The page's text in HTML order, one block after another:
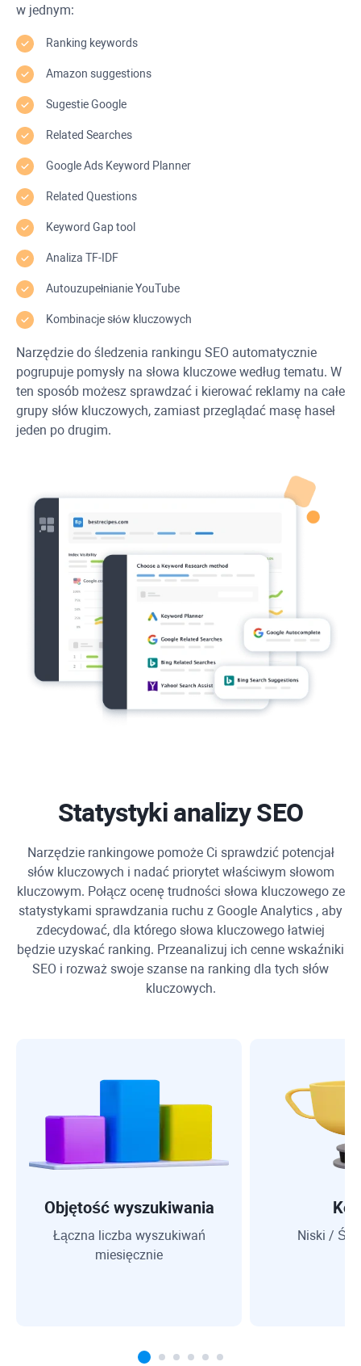
w jednym:
Ranking keywords
Amazon suggestions
Sugestie Google
Related Searches
Google Ads Keyword Planner
Related Questions
Keyword Gaptool
Analiza TF-IDF
AutouzupełnianieYouTube
Kombinacje słów kluczowych
Narzędzie do śledzenia rankingu SEO automatycznie
pogrupuje pomysły na słowa kluczowe według tematu. W
ten sposób możesz sprawdzać i kierować reklamy na całe
grupy słów kluczowych, zamiast przeglądać masę haseł
jeden po drugim.
Statystyki analizy SEO
Narzędzie rankingowe pomoże Ci sprawdzić potencjał
słów kluczowych i nadać priorytet właściwym słowom
kluczowym. Połącz ocenę trudności słowa kluczowego ze
statystykami sprawdzania ruchu z Google Analytics , aby
zdecydować, dla którego słowa kluczowego łatwiej
będzie uzyskać ranking. Przeanalizuj ich cenne wskaźniki
SEO i rozważ swoje szanse na ranking dla tych słów
kluczowych.
Objętość wyszukiwania
Łączna liczba wyszukiwań
miesięcznie
Niski /